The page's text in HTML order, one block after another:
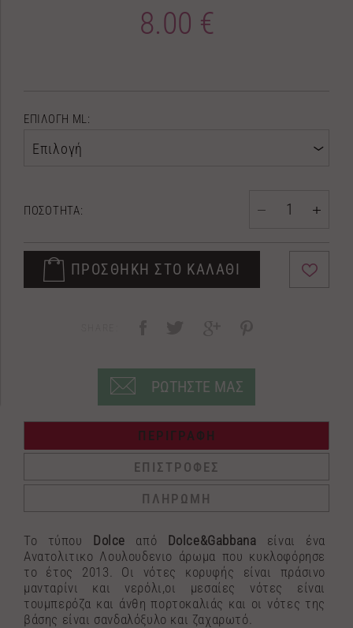
8.00 €
ΕΠΙΛΟΓΗ ML:
Επιλογή
ΠΟΣΟΤΗΤΑ:
ΠΡΟΣΘΗΚΗ ΣΤΟ ΚΑΛΑΘΙ
ΡΩΤΗΣΤΕ ΜΑΣ
ΠΕΡΙΓΡΑΦΗ
ΕΠΙΣΤΡΟΦΕΣ
ΠΛΗΡΩΜΗ
To τύπου Dolce από Dolce&Gabbana είναι ένα
Ανατολιτικο Λουλουδενιο άρωμα που κυκλοφόρησε
το έτος 2013. Οι νότες κορυφής είναι πράσινο
μανταρίνι και νερόλι,οι μεσαίες νότες είναι
τουμπερόζα και άνθη πορτοκαλιάς και οι νότες της
βάσης είναι σανδαλόξυλο και ζαχαρωτό.